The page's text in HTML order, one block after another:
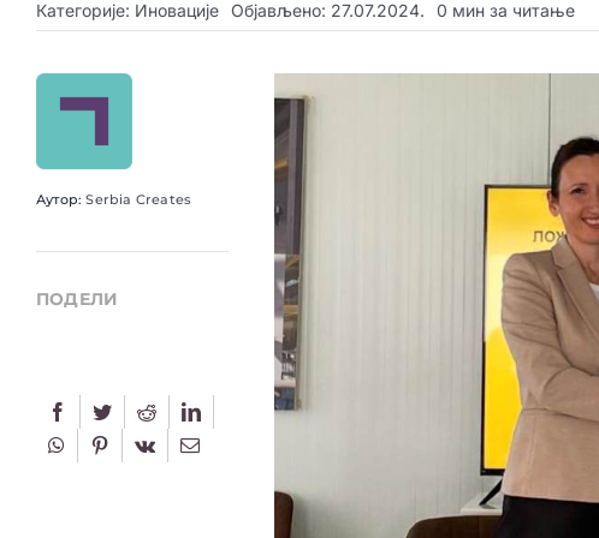
Категорије: Иновације Објављено: 27.07.2024. 0 мин за читање
Аутор:Serbia Creates
ПОДЕЛИ